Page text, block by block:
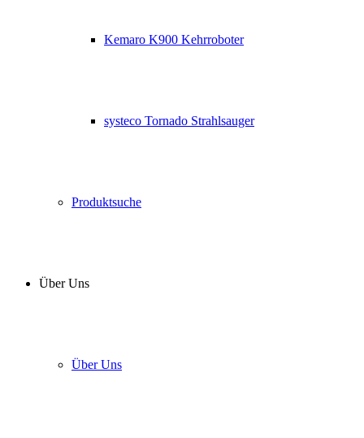
Kemaro K900 Kehrroboter
systeco Tornado Strahlsauger
Produktsuche
Über Uns
Über Uns